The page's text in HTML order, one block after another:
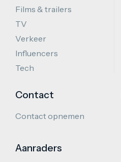
Films & trailers
TV
Verkeer
Influencers
Tech
Contact
Contact opnemen
Aanraders